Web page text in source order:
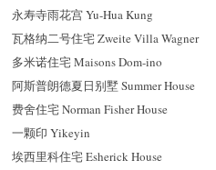
永寿寺雨花宫 Yu-Hua Kung
瓦格纳二号住宅 Zweite Villa Wagner
多米诺住宅 Maisons Dom-ino
阿斯普朗德夏日别墅 Summer House
费舍住宅 Norman Fisher House
一颗印 Yikeyin
埃西里科住宅 Esherick House